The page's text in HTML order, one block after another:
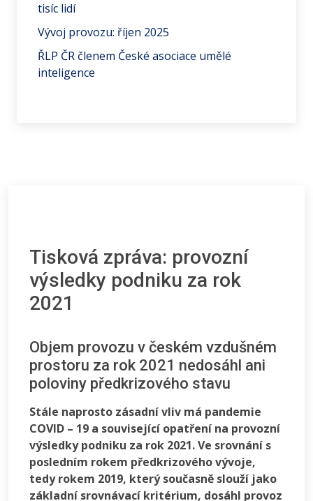
tisíc lidí
Vývoj provozu: říjen 2025
ŘLP ČR členem České asociace umělé
inteligence
Tisková zpráva: provozní
výsledky podniku za rok
2021
Objem provozu v českém vzdušném
prostoru za rok 2021 nedosáhl ani
poloviny předkrizového stavu
Stále naprosto zásadní vliv má pandemie
COVID – 19 a související opatření na provozní
výsledky podniku za rok 2021. Ve srovnání s
posledním rokem předkrizového vývoje,
tedy rokem 2019, který současně slouží jako
základní srovnávací kritérium, dosáhl provoz